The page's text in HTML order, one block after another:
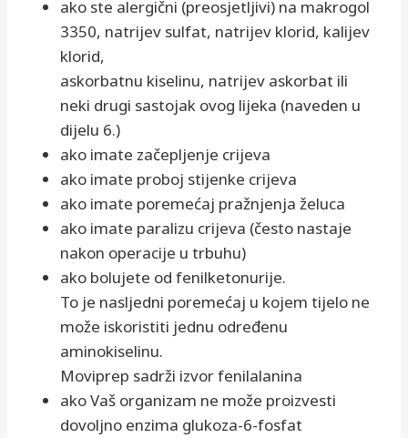
ako ste alergični (preosjetljivi) na makrogol
3350, natrijev sulfat, natrijev klorid, kalijev
klorid,
askorbatnu kiselinu, natrijev askorbat ili
neki drugi sastojak ovog lijeka (naveden u
dijelu 6.)
ako imate začepljenje crijeva
ako imate proboj stijenke crijeva
ako imate poremećaj pražnjenja želuca
ako imate paralizu crijeva (često nastaje
nakon operacije u trbuhu)
ako bolujete od fenilketonurije.
To je nasljedni poremećaj u kojem tijelo ne
može iskoristiti jednu određenu
aminokiselinu.
Moviprep sadrži izvor fenilalanina
ako Vaš organizam ne može proizvesti
dovoljno enzima glukoza-6-fosfat